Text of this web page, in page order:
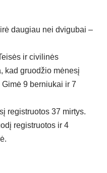
daugiau nei dvigubai –
ir civilinės
kad gruodžio mėnesį
9 berniukai ir 7
registruotos 37 mirtys.
registruotos ir 4